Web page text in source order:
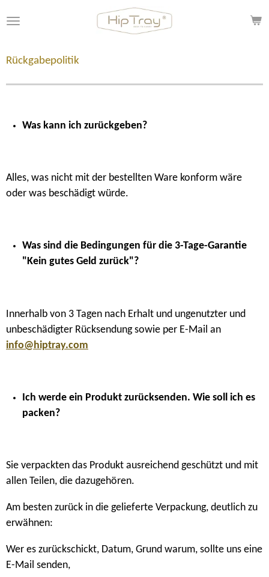
Hauptinhalt
Rückgabepolitik
Was kann ich zurückgeben?
Alles, was nicht mit der bestellten Ware konform wäre
oder was beschädigt würde.
Was sind die Bedingungen für die 3-Tage-Garantie
"Kein gutes Geld zurück"?
Innerhalb von 3 Tagen nach Erhalt und ungenutzter und
unbeschädigter Rücksendung sowie per E-Mail an
info@hiptray.com
Ich werde ein Produkt zurücksenden. Wie soll ich es
packen?
Sie verpackten das Produkt ausreichend geschützt und mit
allen Teilen, die dazugehören.
Am besten zurück in die gelieferte Verpackung, deutlich zu
erwähnen:
Wer es zurückschickt, Datum, Grund warum, sollte uns eine
E-Mail senden,